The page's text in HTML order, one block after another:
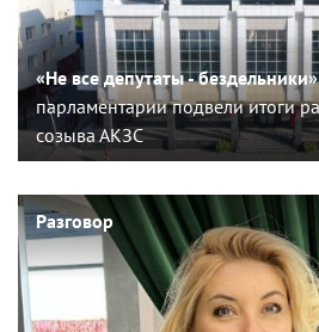
«Не все депутаты -
парламентарии подвели итоги
созыва АКЗС
Разговор